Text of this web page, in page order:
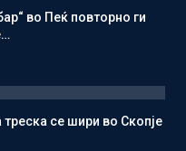
во Пеќ повторно ги
се шири во Скопје